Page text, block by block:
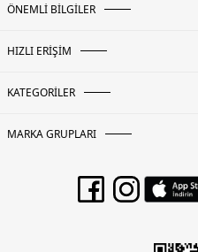
ÖNEMLİ BİLGİLER
HIZLI ERİŞİM
KATEGORİLER
MARKA GRUPLARI